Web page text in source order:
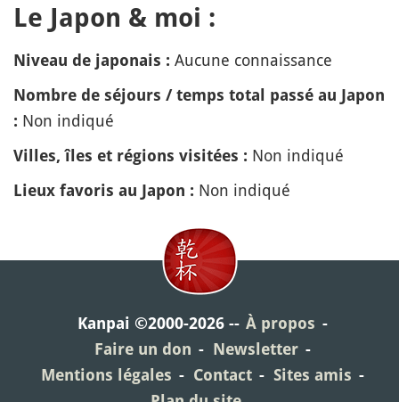
Le Japon & moi :
Niveau de japonais : Aucune connaissance
Nombre de séjours / temps total passé au Japon
: Non indiqué
Villes, îles et régions visitées : Non indiqué
Lieux favoris au Japon : Non indiqué
Kanpai ©2000-2026
À propos
Faire un don
Newsletter
Mentions légales
Contact
Sites amis